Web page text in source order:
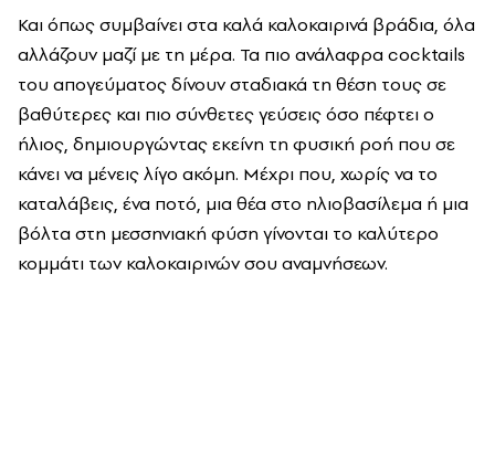
Και όπως συμβαίνει στα καλά καλοκαιρινά βράδια, όλα
αλλάζουν μαζί με τη μέρα. Τα πιο ανάλαφρα cocktails
του απογεύματος δίνουν σταδιακά τη θέση τους σε
βαθύτερες και πιο σύνθετες γεύσεις όσο πέφτει ο
ήλιος, δημιουργώντας εκείνη τη φυσική ροή που σε
κάνει να μένεις λίγο ακόμη. Μέχρι που, χωρίς να το
καταλάβεις, ένα ποτό, μια θέα στο ηλιοβασίλεμα ή μια
βόλτα στη μεσσηνιακή φύση γίνονται το καλύτερο
κομμάτι των καλοκαιρινών σου αναμνήσεων.